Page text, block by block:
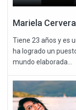
Mariela Cervera
Tiene 23 años y es
ha logrado un
mundo elaborada...